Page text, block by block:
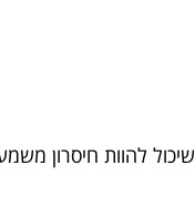
להוות חיסרון